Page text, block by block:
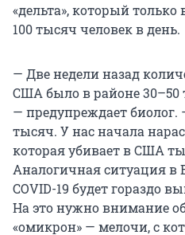
«дельта», который
100 тысяч человек в день.
— Две недели назад
США было в районе 30–50
— предупреждает биолог.
тысяч. У нас начала
которая убивает в США
Аналогичная ситуация в
COVID-19 будет гораздо
На это нужно внимание
«омикрон» — мелочи, с